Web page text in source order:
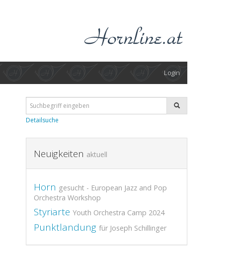
Login
Detailsuche
Neuigkeiten aktuell
Horn gesucht - European Jazz and Pop
Orchestra Workshop
Styriarte Youth Orchestra Camp 2024
Punktlandung für Joseph Schillinger